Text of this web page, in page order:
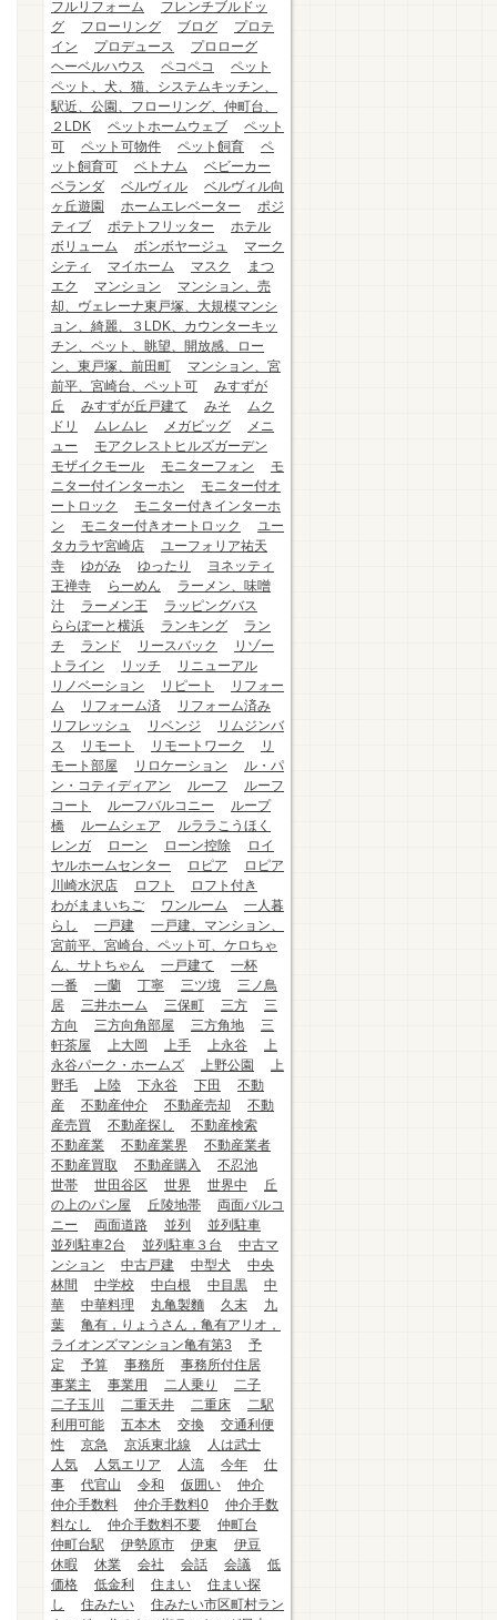
フルリフォーム
フレンチブルドッ
グ
フローリング ブログ
プロテ
イン
プロデュース
プロローグ
ヘーベルハウス
ペコペコ
ペット
ペット、犬、猫、システムキッチン、
駅近、公園、フローリング、仲町台、
２LDK
ペットホームウェブ
ペット
可
ペット可物件 ペット飼育
ペ
ット飼育可
ベトナム
ベビーカー
ベランダ
ベルヴィル
ベルヴィル向
ヶ丘遊園
ホームエレベーター
ポジ
ティブ
ポテトフリッター
ホテル
ボリューム
ボンボヤージュ
マーク
シティ
マイホーム マスク
まつ
エク
マンション
マンション、売
却、ヴェレーナ東戸塚、大規模マンシ
ョン、綺麗、３LDK、カウンターキッ
チン、ペット、眺望、開放感、ロー
ン、東戸塚、前田町
マンション、宮
前平、宮崎台、ペット可
みすずが
丘
みすずが丘戸建て みそ
ムク
ドリ
ムレムレ メガビッグ
メニ
ュー
モアクレストヒルズガーデン
モザイクモール
モニターフォン
モ
ニター付インターホン
モニター付オ
ートロック
モニター付きインターホ
ン
モニター付きオートロック
ユー
タカラヤ宮崎店
ユーフォリア祐天
寺
ゆがみ ゆったり
ヨネッティ
王禅寺
らーめん
ラーメン、味噌
汁
ラーメン王
ラッピングバス
ららぽーと横浜
ランキング
ラン
チ
ランド リースバック
リゾー
トライン
リッチ
リニューアル
リノベーション
リピート
リフォー
ム
リフォーム済
リフォーム済み
リフレッシュ
リベンジ
リムジンバ
ス
リモート リモートワーク
リ
モート部屋
リロケーション
ル・パ
ン・コティディアン
ルーフ
ルーフ
コート
ルーフバルコニー
ループ
橋
ルームシェア
ルララこうほく
レンガ
ローン ローン控除
ロイ
ヤルホームセンター
ロピア
ロピア
川崎水沢店
ロフト
ロフト付き
わがままいちご
ワンルーム
一人暮
らし
一戸建
一戸建、マンション、
宮前平、宮崎台、ペット可、ケロちゃ
ん、サトちゃん
一戸建て
一杯
一番
一蘭 丁寧 三ツ境
三ノ鳥
居
三井ホーム 三保町 三方
三
方向
三方向角部屋 三方角地
三
軒茶屋
上大岡 上手 上永谷
上
永谷パーク・ホームズ
上野公園
上
野毛
上陸 下永谷 下田
不動
産
不動産仲介 不動産売却
不動
産売買
不動産探し
不動産検索
不動産業
不動産業界
不動産業者
不動産買取
不動産購入
不忍池
世帯
世田谷区 世界 世界中
丘
の上のパン屋
丘陵地帯
両面バルコ
ニー
両面道路 並列
並列駐車
並列駐車2台
並列駐車３台
中古マ
ンション
中古戸建 中型犬
中央
林間
中学校 中白根 中目黒
中
華
中華料理 丸亀製麵 久末
九
葉
亀有，りょうさん，亀有アリオ，
ライオンズマンション亀有第3
予
定
予算 事務所
事務所付住居
事業主
事業用 二人乗り
二子
二子玉川
二重天井 二重床
二駅
利用可能
五本木 交換
交通利便
性
京急 京浜東北線
人は武士
人気
人気エリア 人流 今年
仕
事
代官山 令和 仮囲い
仲介
仲介手数料
仲介手数料0
仲介手数
料なし
仲介手数料不要
仲町台
仲町台駅
伊勢原市 伊東
伊豆
休暇
休業 会社 会話 会議
低
価格
低金利 住まい
住まい探
し
住みたい
住みたい市区町村ラン